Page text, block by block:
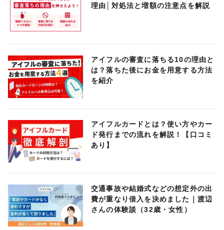
理由│対処法と増額の注意点を解説
アイフルの審査に落ちる10の理由と
は？落ちた後にお金を用意する方法
を紹介
アイフルカードとは？使い方やカー
ド発行までの流れを解説！【口コミ
あり】
交通事故や結婚式などの想定外の出
費が重なり借入を決めました｜渡辺
さんの体験談（32歳・女性）